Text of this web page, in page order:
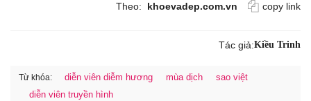
Theo: khoevadep.com.vn copy link
Tác giả:Kiều Trinh
Từ khóa: diễn viên diễm hương mùa dịch
sao việt
diễn viên truyền hình